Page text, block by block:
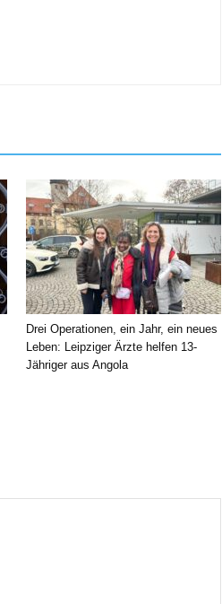
Drei Operationen, ein Jahr, ein neues
Leben: Leipziger Ärzte helfen 13-
Jähriger aus Angola